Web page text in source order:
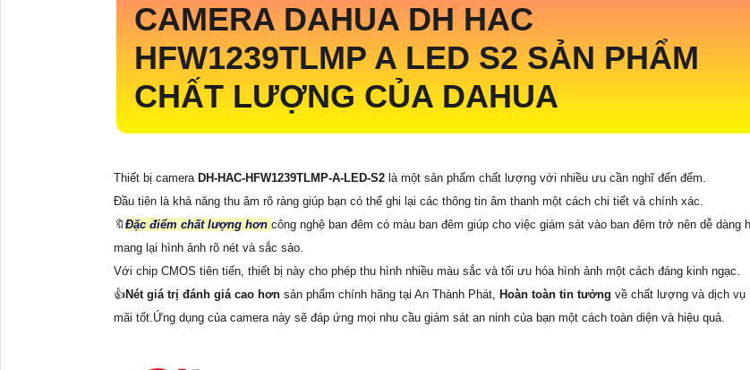
CAMERA DAHUA DH HAC
HFW1239TLMP A LED S2 SẢN PHẨM
CHẤT LƯỢNG CỦA DAHUA
Thiết bị camera DH-HAC-HFW1239TLMP-A-LED-S2 là một sản phẩm chất lượng với nhiều ưu cần nghĩ đến đểm.
Đầu tiên là khả năng thu âm rõ ràng giúp bạn có thể ghi lại các thông tin âm thanh một cách chi tiết và chính xác.
🔖 Đặc điểm chất lượng hơn công nghệ ban đêm có màu ban đêm giúp cho việc giám sát vào ban đêm trở nên dễ dàng
mang lại hình ảnh rõ nét và sắc sảo.
Với chip CMOS tiên tiến, thiết bị này cho phép thu hình nhiều màu sắc và tối ưu hóa hình ảnh một cách đáng kinh ngạc.
👍Nét giá trị đánh giá cao hơn sản phẩm chính hãng tại An Thành Phát, Hoàn toàn tin tưởng về chất lượng và dịch vụ
mãi tốt.Ứng dụng của camera này sẽ đáp ứng mọi nhu cầu giám sát an ninh của bạn một cách toàn diện và hiệu quả.